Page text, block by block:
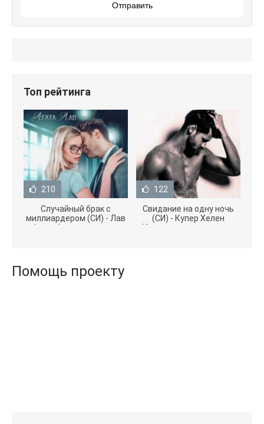
Отправить
Топ рейтинга
210
Случайный брак с
миллиардером (СИ) - Лав
Агата (полная версия
122
Свидание на одну ночь
(СИ) - Купер Хелен
(бесплатные серии книг
Помощь проекту